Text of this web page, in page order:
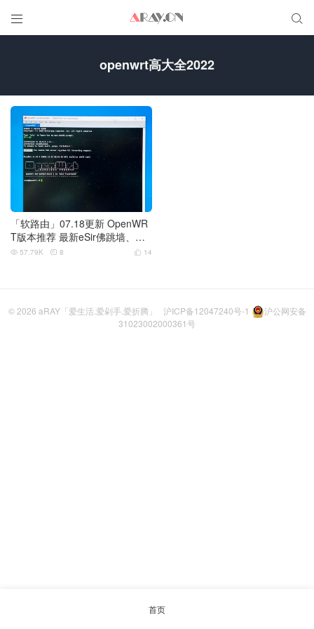
 
openwrt高大全2022
「软路由」07.18更新 OpenWR
T版本推荐 最新eSir佛跳墙、高
大全、精品小包（附下载）
 14
 57.79K  8
© 2026 aRAY「爱生活.爱剁手.爱折腾」 沪ICP备12047240号-1
沪公网安备
31023002000361号
首页